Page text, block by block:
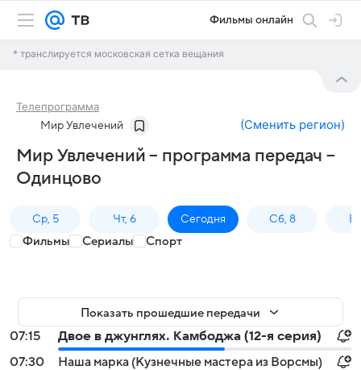
Фильмы онлайн
* транслируется московская сетка вещания
Телепрограмма
Мир Увлечений (Сменить регион)
Мир Увлечений – программа передач –
Одинцово
Ср, 5 Чт, 6 Сегодня Сб, 8
Фильмы Сериалы Спорт
Показать прошедшие передачи
07:15
Двое в джунглях. Камбоджа (12-я серия)
07:30
Наша марка (Кузнечные мастера из Ворсмы)